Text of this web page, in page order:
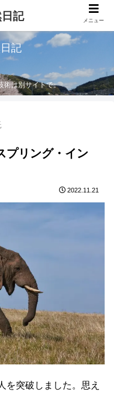
記
術は別サイトで。
プリング・イン
2022.11.21
を突破しました。思え
記 メニュー